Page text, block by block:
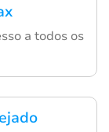
a todos os